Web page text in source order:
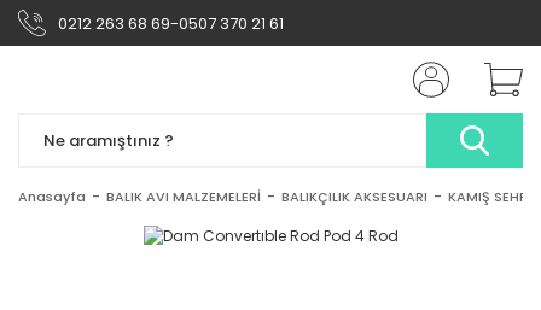
0212 263 68 69-0507 370 21 61
Anasayfa BALIK AVI MALZEMELERİ BALIKÇILIK AKSESUARI KAMIŞ